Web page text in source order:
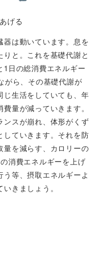
げる
器は動いています。息を
と。これを基礎代謝と
1日の総消費エネルギー
がら、その基礎代謝が
じ生活をしていても、年
量が減っていきます。
ンスが崩れ、体形がくず
していきます。それを防
量を減らす、カロリーの
消費エネルギーを上げ
等、摂取エネルギーよ
きましょう。